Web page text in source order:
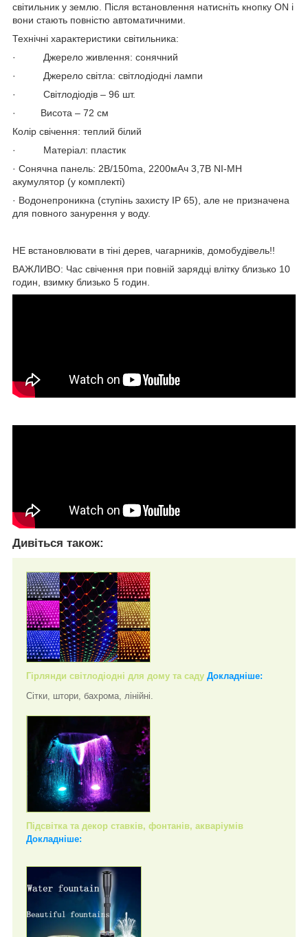
світильник у землю. Після встановлення натисніть кнопку ON і
вони стають повністю автоматичними.
Технічні характеристики світильника:
· Джерело живлення: сонячний
· Джерело світла: світлодіодні лампи
· Світлодіодів – 96 шт.
· Висота – 72 см
Колір свічення: теплий білий
· Матеріал: пластик
· Сонячна панель: 2В/150ma, 2200мАч 3,7В NI-MH
акумулятор (у комплекті)
· Водонепроникна (ступінь захисту IP 65), але не призначена
для повного занурення у воду.
НЕ встановлювати в тіні дерев, чагарників, домобудівель!!
ВАЖЛИВО: Час свічення при повній зарядці влітку близько 10
годин, взимку близько 5 годин.
Дивіться також:
Гірлянди світлодіодні для дому та саду Докладніше:
Сітки, штори, бахрома, лінійні.
Підсвітка та декор ставків, фонтанів, акваріумів
Докладніше: